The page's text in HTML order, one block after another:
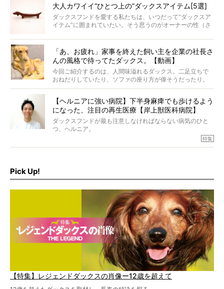
大人カワイイ“ひとつ上の”ダックスアイテム[5選]
ダックスフンドを愛する私たちは、いつだって“ダックスア
イテム”に囲まれていたい。そう思うのがオーナーの性（さ
ムをご紹介。
「あ、お疲れ」家事を終えた飼い主を企業の社長さ
んの風格で待ってたダックス。【動画】
今回ご紹介するのは、人間味溢れるダックス。二足立ちで
おねだりしていたり、ソファの座り方が偉そうだったり。
今にも言葉を発しそうなダックスの姿は、もう人間にしか
【ヘルニアに強い病院】下半身麻痺でも歩けるよう
になった、注目の再生医療【岸上獣医科病院】
ダックスフンドが最も注意しなければならない病気のひと
つ、ヘルニア。
特集『ヘルニアに、負けない』では、ヘルニアに強い動物
を点滴投与する治療により、歩けなかった子が投与37日で
特集
Pick Up!
【特集】レジェンドダックスの肖像ー12歳を超えて